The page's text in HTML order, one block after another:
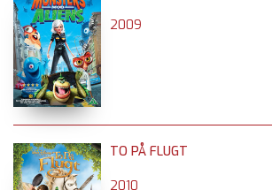
2009
TO PÅ FLUGT
2010